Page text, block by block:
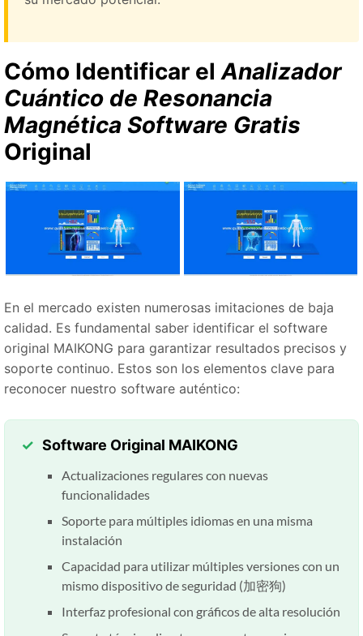
Cómo Identificar elAnalizador
Cuántico de Resonancia
Magnética Software Gratis
Original
En el mercado existen numerosas imitaciones de baja
calidad. Es fundamental saber identificar el software
original MAIKONG para garantizar resultados precisos y
soporte continuo. Estos son los elementos clave para
reconocer nuestro software auténtico:
Software Original MAIKONG
Actualizaciones regulares con nuevas
funcionalidades
Soporte para múltiples idiomas en una misma
instalación
Capacidad para utilizar múltiples versiones con un
mismo dispositivo de seguridad (加密狗)
Interfaz profesional con gráficos de alta resolución